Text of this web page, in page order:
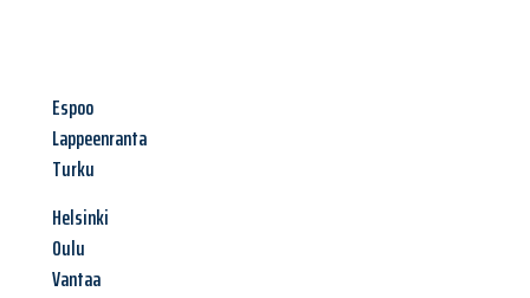
Espoo
Lappeenranta
Turku
Helsinki
Oulu
Vantaa